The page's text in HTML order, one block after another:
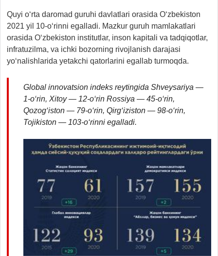
Quyi o‘rta daromad guruhi davlatlari orasida O‘zbekiston
2021 yil 10-o‘rinni egalladi. Mazkur guruh mamlakatlari
orasida O‘zbekiston institutlar, inson kapitali va tadqiqotlar,
infratuzilma, va ichki bozorning rivojlanish darajasi
yo‘nalishlarida yetakchi qatorlarini egallab turmoqda.
Global innovatsion indeks reytingida Shveysariya —
1-o‘rin, Xitoy — 12-o‘rin Rossiya — 45-o‘rin,
Qozog‘iston — 79-o‘rin, Qirg‘iziston — 98-o‘rin,
Tojikiston — 103-o‘rinni egalladi.